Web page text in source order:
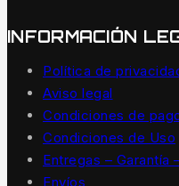
INFORMACIÓN
Política de
Aviso legal
Condiciones de
Condiciones de Uso
Entregas – Garantía
Envíos